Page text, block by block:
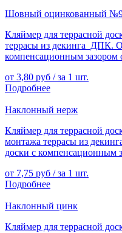
Шовный оцинкованный
Кляймер для террасной
террасы из декинга ДПК.
компенсационным
от 3,80 руб / за 1 шт.
Подробнее
Наклонный нерж
Кляймер для террасной
монтажа террасы из
доски с компенсационным
от 7,75 руб / за 1 шт.
Подробнее
Наклонный цинк
Кляймер для террасной